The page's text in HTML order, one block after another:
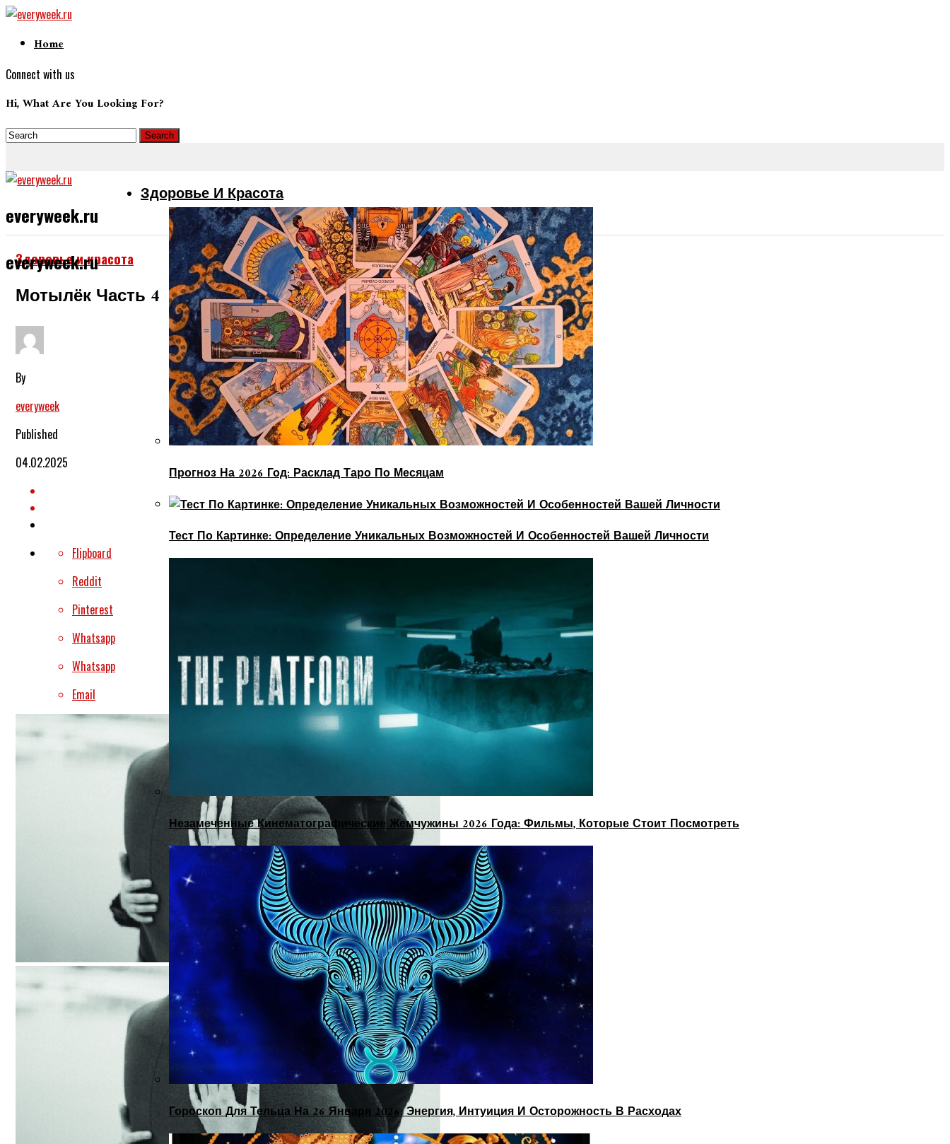
Home
Connect with us
Hi, What Are You Looking For?
everyweek.ru
everyweek.ru
Здоровье И Красота
Прогноз На 2026 Год: Расклад Таро По Месяцам
Тест По Картинке: Определение Уникальных Возможностей И Особенностей Вашей Личности
Незамеченные Кинематографические Жемчужины 2026 Года: Фильмы, Которые Стоит Посмотреть
Гороскоп Для Тельца На 26 Января 2026: Энергия, Интуиция И Осторожность В Расходах
Здоровье и красота
Мотылёк Часть 4
By
everyweek
Published
04.02.2025
Flipboard
Reddit
Pinterest
Whatsapp
Whatsapp
Email